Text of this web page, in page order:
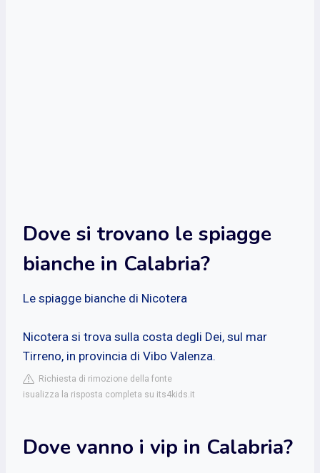
Dove si trovano le spiagge
bianche in Calabria?
Le spiagge bianche di Nicotera
Nicotera si trova sulla costa degli Dei, sul mar
Tirreno, in provincia di Vibo Valenza.
Richiesta di rimozione della fonte
isualizza la risposta completa su its4kids.it
Dove vanno i vip in Calabria?